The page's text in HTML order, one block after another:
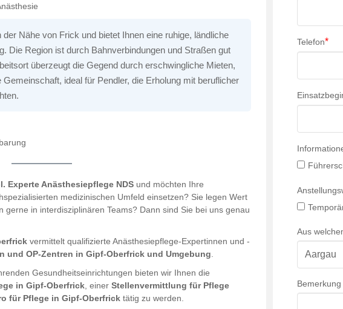
Nähe von Frick und bietet Ihnen eine ruhige, ländliche
Die Region ist durch Bahnverbindungen und Straßen gut
überzeugt die Gegend durch erschwingliche Mieten,
ideal für Pendler, die Erholung mit beruflicher
Experte Anästhesiepflege NDS und möchten Ihre
medizinischen Umfeld einsetzen? Sie legen Wert
in interdisziplinären Teams? Dann sind Sie bei uns genau
vermittelt qualifizierte Anästhesiepflege-Expertinnen und -
und OP-Zentren in Gipf-Oberfrick und Umgebung
Gesundheitseinrichtungen bieten wir Ihnen die
in Gipf-Oberfrick , einer Stellenvermittlung für Pflege
für Pflege in Gipf-Oberfrick tätig zu werden.
Telefon*
Aus
Bemerkung